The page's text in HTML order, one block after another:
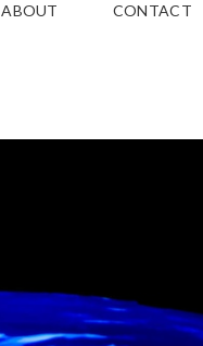
ABOUT CONTACT